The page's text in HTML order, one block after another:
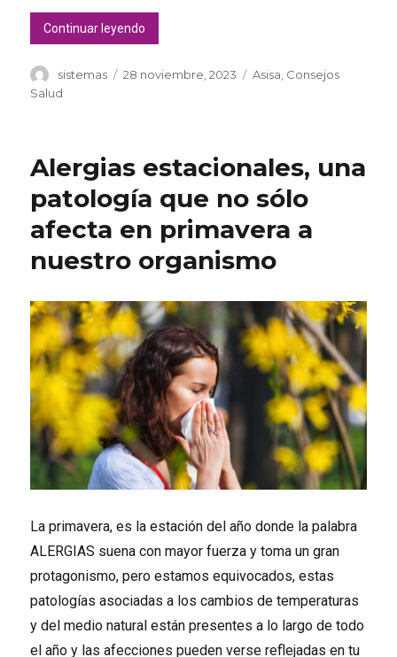
Continuar leyendo
Autor
sistemas
Publicado
28 noviembre, 2023 Categorías
Asisa Consejos
Salud
Alergias estacionales, una
patología que no sólo
afecta en primavera a
nuestro organismo
La primavera, es la estación del año donde la palabra
ALERGIAS suena con mayor fuerza y toma un gran
protagonismo, pero estamos equivocados, estas
patologías asociadas a los cambios de temperaturas
y del medio natural están presentes a lo largo de todo
el año y las afecciones pueden verse reflejadas en tu